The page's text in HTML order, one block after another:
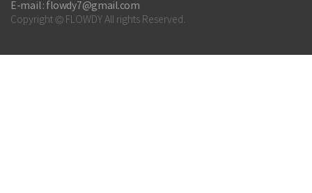
E-mail : flowdy7@gmail.com
Copyright © FLOWDY All rights Reserved.